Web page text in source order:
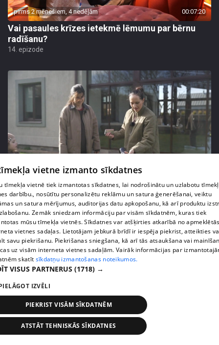
pirms 2 mēnešiem, 4 nedēļām 00:07:20
Vai pasaules krīzes ietekmē lēmumu par bērnu
radīšanu?
14. epizode
pirms 3 mēnešiem
Grila sezonā lieliski iespējams ievērot veselīga
uztura principus
13. epizode
vietne izmanto sīkdatnes
tīmekļa vietnē tiek izmantotas sīkdatnes, lai nodrošinātu un uzlabotu
darbību., nosūtītu personalizētu reklāmu un satura ģenerēšanai, veiktu
un satura mērījumus, auditorijas datu apkopošanu, kā arī produktu
Zemāk sniedzam informāciju par visām sīkdatnēm, kuras tiek
mūsu tīmekļa vietnēs. Sīkdatnes var atšķirties atkarībā no
vietnes sadaļas. Lietotājam jebkurā brīdī ir iespēja piekrist, atteikties
savu piekrišanu. Piekrišanas sniegšana, kā arī tās atsaukšana vai
uz visām interneta vietnes sadaļām. Vairāk informācijas par
skatīt sīkdatņu izmantošanas noteikumos.
VISUS PARTNERUS (1718) →
IZVĒLI
PIEKRIST VISĀM SĪKDATNĒM
ATSTĀT TEHNISKĀS SĪKDATNES